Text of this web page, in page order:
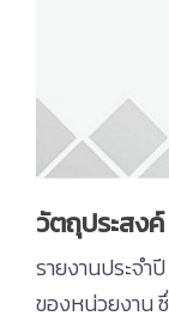
วัตถุประสงค์
รายงานประจ
ของหน่วยงาน